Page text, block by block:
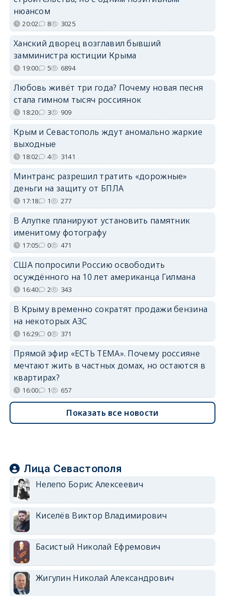
нюансом
20:02 8 3025
Ханский дворец возглавил бывший
замминистра юстиции Крыма
19:00 5 6894
Любовь живёт три года? Почему новая песня
стала гимном тысяч россиянок
18:20 3 909
Крым и Севастополь ждут аномально жаркие
выходные
18:02 4 3141
Минтранс разрешил тратить «дорожные»
деньги на защиту от БПЛА
17:18 1 277
В Алупке планируют установить памятник
именитому фотографу
17:05 0 471
США попросили Россию освободить
осуждённого на 10 лет американца Гилмана
16:40 2 343
В Крыму временно сократят продажи бензина
на некоторых АЗС
16:29 0 371
Прямой эфир «ЕСТЬ ТЕМА». Почему россияне
мечтают жить в частных домах, но остаются в
квартирах?
16:00 1 657
Показать все новости
Лица Севастополя
Нелепо Борис Алексеевич
Киселёв Виктор Владимирович
Басистый Николай Ефремович
Жигулин Николай Александрович